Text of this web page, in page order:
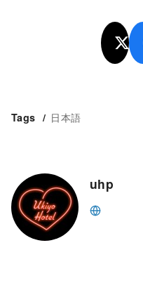
Tags 日本語
uhp